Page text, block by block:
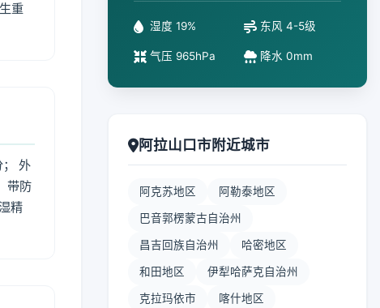
重
； 外
带防
精
湿度 19% 东风 4-5级
气压 965hPa 降水 0mm
阿拉山口市附近城市
阿克苏地区 阿勒泰地区
巴音郭楞蒙古自治州
昌吉回族自治州 哈密地区
和田地区 伊犁哈萨克自治州
克拉玛依市 喀什地区